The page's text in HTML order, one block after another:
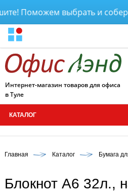
Поможем выбрать и соберем
Интернет-магазин товаров для офиса
в Туле
КАТАЛОГ
Главная Каталог Бумага
Блокнот А6 32л.,